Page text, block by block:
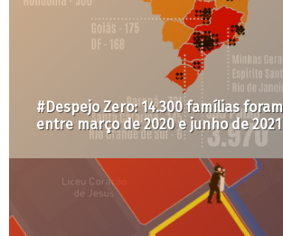
#Despejo Zero: 14.300 famílias
entre março de 2020 e junho de 2021